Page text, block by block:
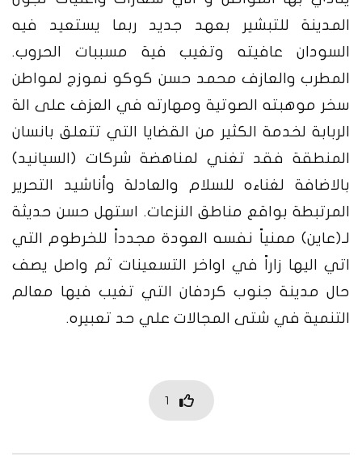
المدينة للتبشير بعهد جديد ربما يستعيد فيه
السودان عافيته وتغيب فية مسببات الحروب.
المطرب والعازف محمد حسن كوكو نموزج لمواطن
سخر موهبته الصوتية ومهارته في العزف على الة
الربابة لخدمة الكثير من القضايا التي تتعلق بانسان
المنطقة فقد تغني لمناهضة شركات (السيانيد)
بالاضافة لغناءه للسلام والعادلة وأناشيد التحرير
المرتبطة بواقع مناطق النزعات. استهل حسن حديثة
لـ(عاين) ممنياً نفسه العودة مجدداً للخرطوم التي
اتي اليها زاراً في اواخر التسعينات ثم واصل يصف
حال مدينة جنوب كردفان التي تغيب فيها معالم
التنمية في شتى المجالات علي حد تعبيره.
1